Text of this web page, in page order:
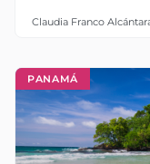
Claudia Franco
PANAMÁ